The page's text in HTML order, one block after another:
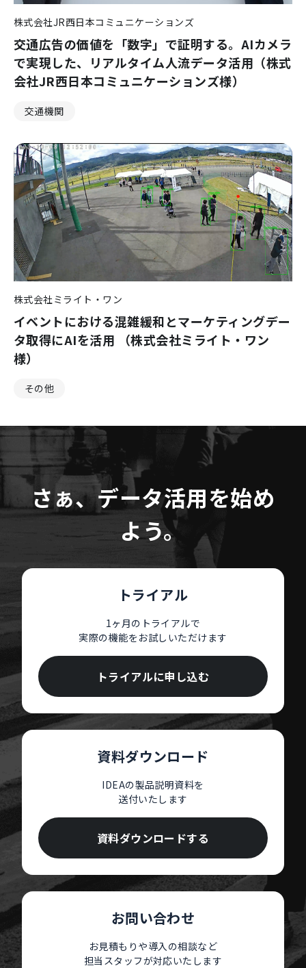
株式会社JR西日本コミュニケーションズ
交通広告の価値を「数字」で証明する。AIカメラ
で実現した、リアルタイム人流データ活用（株式
会社JR西日本コミュニケーションズ様）
交通機関
株式会社ミライト・ワン
イベントにおける混雑緩和とマーケティングデー
タ取得にAIを活用 （株式会社ミライト・ワン
様）
その他
さぁ、データ活用を始め
よう。
トライアル
1ヶ月のトライアルで
実際の機能をお試しいただけます
トライアルに申し込む
資料ダウンロード
IDEAの製品説明資料を
送付いたします
資料ダウンロードする
お問い合わせ
お見積もりや導入の相談など
担当スタッフが対応いたします